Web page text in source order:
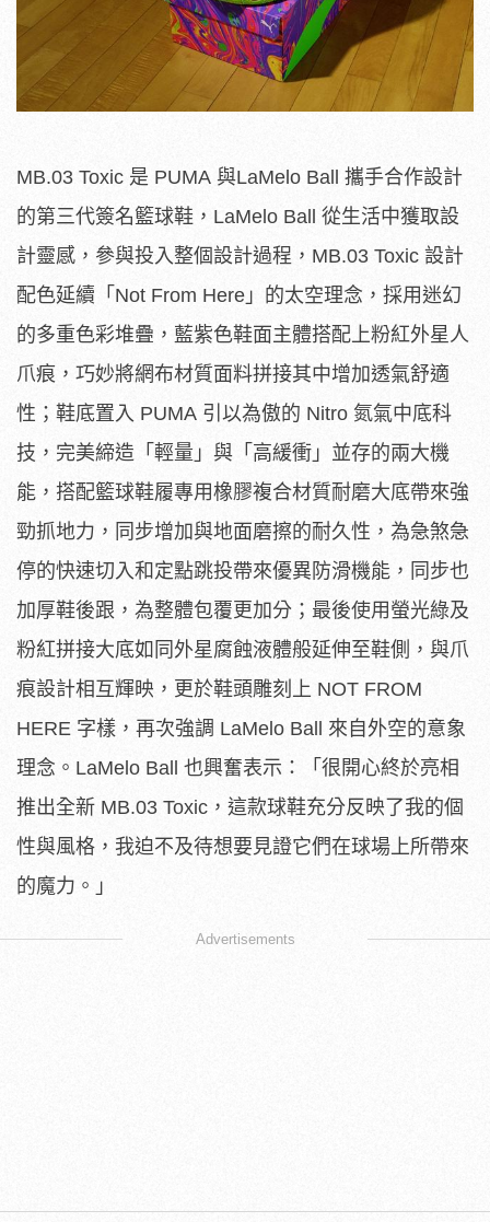
MB.03 Toxic 是 PUMA 與LaMelo Ball 攜手合作設計
的第三代簽名籃球鞋，LaMelo Ball 從生活中獲取設
計靈感，參與投入整個設計過程，MB.03 Toxic 設計
配色延續「Not From Here」的太空理念，採用迷幻
的多重色彩堆疊，藍紫色鞋面主體搭配上粉紅外星人
爪痕， 巧妙將網布材質面料拼接其中增加透氣舒適
性；鞋底置入 PUMA 引以為傲的 Nitro 氮氣中底科
技，完美締造「輕量」與「高緩衝」並存的兩大機
能， 搭配籃球鞋履專用橡膠複合材質耐磨大底帶來強
勁抓地力， 同步增加與地面磨擦的耐久性， 為急煞急
停的快速切入和定點跳投帶來優異防滑機能， 同步也
加厚鞋後跟，為整體包覆更加分； 最後使用螢光綠及
粉紅拼接大底如同外星腐蝕液體般延伸至鞋側， 與爪
痕設計相互輝映，更於鞋頭雕刻上 NOT FROM
HERE 字樣，再次強調 LaMelo Ball 來自外空的意象
理念。LaMelo Ball 也興奮表示：「很開心終於亮相
推出全新 MB.03 Toxic，這款球鞋充分反映了我的個
性與風格， 我迫不及待想要見證它們在球場上所帶來
的魔力。」
Advertisements